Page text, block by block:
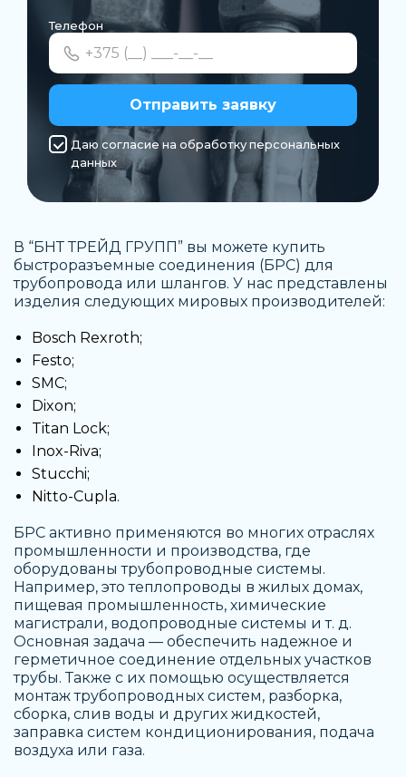
Телефон
Отправить заявку
Даю согласие на обработку персональных
данных
В “БНТ ТРЕЙД ГРУПП” вы можете купить
быстроразъемные соединения (БРС) для
трубопровода или шлангов. У нас представлены
изделия следующих мировых производителей:
Bosch Rexroth;
Festo;
SMC;
Dixon;
Titan Lock;
Inox-Riva;
Stucchi;
Nitto-Cupla.
БРС активно применяются во многих отраслях
промышленности и производства, где
оборудованы трубопроводные системы.
Например, это теплопроводы в жилых домах,
пищевая промышленность, химические
магистрали, водопроводные системы и т. д.
Основная задача — обеспечить надежное и
герметичное соединение отдельных участков
трубы. Также с их помощью осуществляется
монтаж трубопроводных систем, разборка,
сборка, слив воды и других жидкостей,
заправка систем кондиционирования, подача
воздуха или газа.